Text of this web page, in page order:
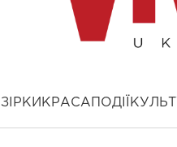
ЗІРКИ КРАСА ПОДІЇ